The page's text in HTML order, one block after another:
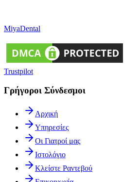
MiyaDental
Trustpilot
Γρήγοροι Σύνδεσμοι
Αρχική
Υπηρεσίες
Οι Γιατροί μας
Ιστολόγιο
Κλείστε Ραντεβού